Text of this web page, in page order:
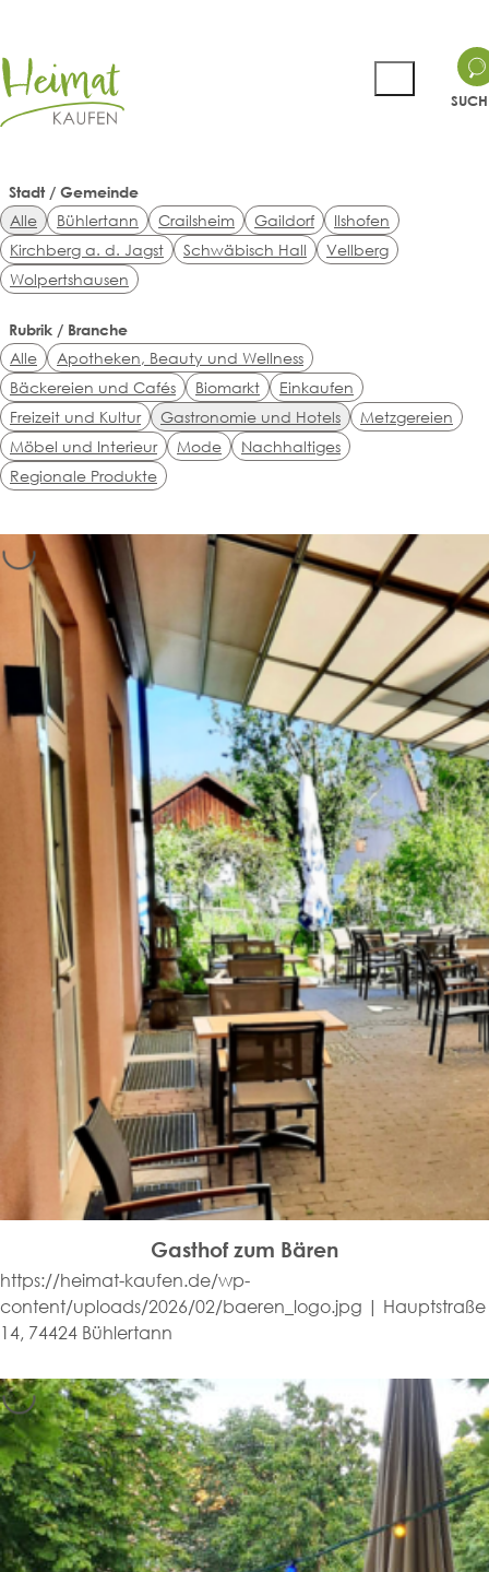
Stadt / Gemeinde
Alle
Bühlertann Crailsheim Gaildorf
Ilshofen
Kirchberg a. d. Jagst
Schwäbisch Hall
Vellberg
Wolpertshausen
Rubrik / Branche
Alle
Apotheken, Beauty und Wellness
Bäckereien und Cafés
Biomarkt
Einkaufen
Freizeit und Kultur
Gastronomie und Hotels
Metzgereien
Möbel und Interieur
Mode
Nachhaltiges
Regionale Produkte
Gasthof zum Bären
https://heimat-kaufen.de/wp-
content/uploads/2026/02/baeren_logo.jpg | Hauptstraße
14, 74424 Bühlertann